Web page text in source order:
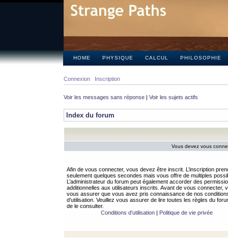
HOME PHYSIQUE CALCUL PHILOSOPHIE
Connexion Inscription
Voir les messages sans réponse | Voir les sujets actifs
Index du forum
Vous devez vous
Afin de vous connecter, vous devez être inscrit. L’inscription
seulement quelques secondes mais vous offre de multiples
L’administrateur du forum peut également accorder des
additionnelles aux utilisateurs inscrits. Avant de vous connecter,
vous assurer que vous avez pris connaissance de nos
d’utilisation. Veuillez vous assurer de lire toutes les règles du
de le consulter.
Conditions d’utilisation| Politique de vie privée